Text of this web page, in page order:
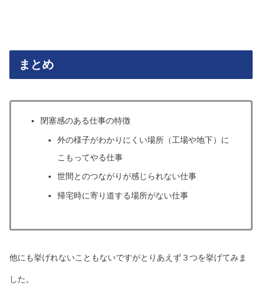
まとめ
閉塞感のある仕事の特徴
外の様子がわかりにくい場所（工場や地下）に
こもってやる仕事
世間とのつながりが感じられない仕事
帰宅時に寄り道する場所がない仕事
他にも挙げれないこともないですがとりあえず３つを挙げてみま
した。